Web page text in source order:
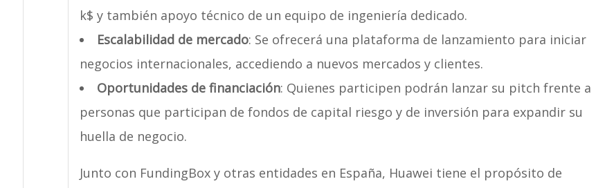
k$ y también apoyo técnico de un equipo de ingeniería dedicado.
Escalabilidad de mercado: Se ofrecerá una plataforma de lanzamiento para iniciar
negocios internacionales, accediendo a nuevos mercados y clientes.
Oportunidades de financiación: Quienes participen podrán lanzar su pitch frente a
personas que participan de fondos de capital riesgo y de inversión para expandir su
huella de negocio.
Junto con FundingBox y otras entidades en España, Huawei tiene el propósito de